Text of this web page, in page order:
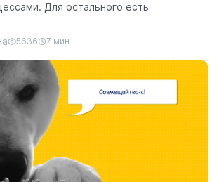
работать в Weeek
Для остального есть
5636 7 мин